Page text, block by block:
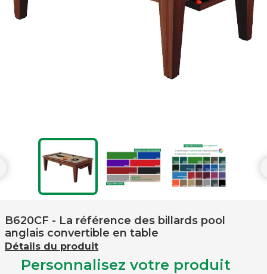
B620CF - La référence des billards pool
anglais convertible en table
Détails du produit
Personnalisez votre produit